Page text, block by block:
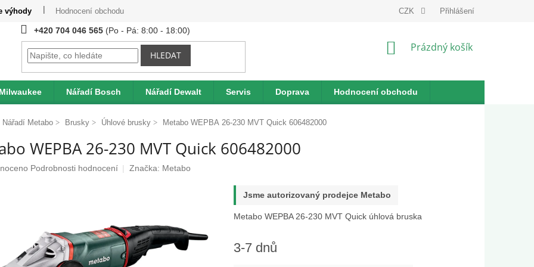
výhody Hodnocení obchodu CZK Přihlášení
+420 704 046 565
HLEDAT
NÁKUPNÍ
Prázdný košík
Nářadí Bosch Nářadí Dewalt Servis Doprava Hodnocení obchodu
Nářadí Metabo Brusky Úhlové brusky Metabo WEPBA 26-230 MVT Quick 606482000
WEPBA 26-230 MVT Quick 606482000
Podrobnosti hodnocení Značka: Metabo
Jsme autorizovaný prodejce Metabo
Metabo WEPBA 26-230 MVT Quick úhlová bruska
3-7 dnů